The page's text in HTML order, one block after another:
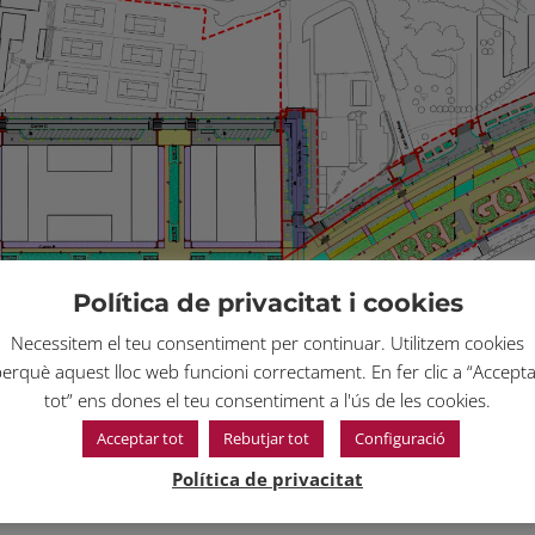
Política de privacitat i cookies
Necessitem el teu consentiment per continuar. Utilitzem cookies
aquest lloc web funcioni correctament. En fer clic a
tot” ens dones el teu consentiment a l'ús de les cookies.
Acceptar tot Rebutjar tot Configuració
Política de privacitat